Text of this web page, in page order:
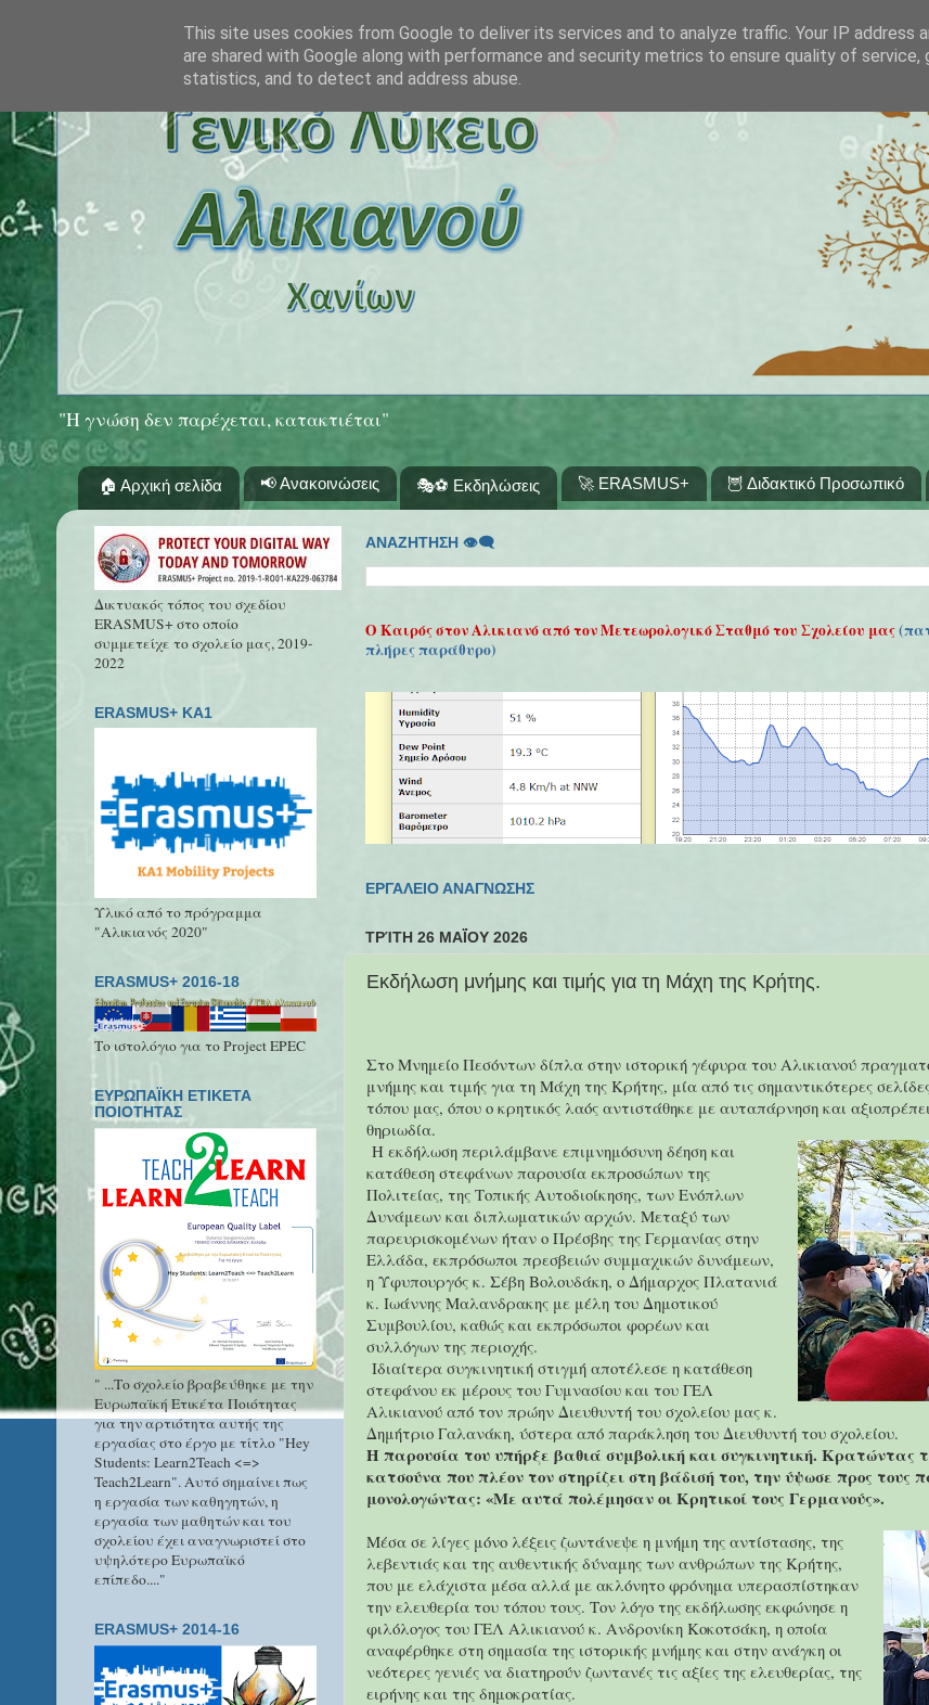
"Η γνώση δεν παρέχεται, κατακτιέται"
🏠 Αρχική σελίδα 📢 Ανακοινώσεις 🎭⚽ Εκδηλώσεις 🚀 ERASMUS+ 🦉 Διδακτικό Προσωπικό
ΑΝΑΖΗΤΗΣΗ 👁‍🗨
Ο Καιρός στον Αλικιανό από τον Μετεωρολογικό Σταθμό του Σχολείου μας
πλήρες παράθυρο)
ΕΡΓΑΛΕΙΟ ΑΝΑΓΝΩΣΗΣ
ΤΡΊΤΗ 26 ΜΑΪ́ΟΥ 2026
Εκδήλωση μνήμης και τιμής για τη Μάχη της Κρήτης.
Στο Μνημείο Πεσόντων δίπλα στην ιστορική γέφυρα του Αλικιανού
μνήμης και τιμής για τη Μάχη της Κρήτης, μία από τις σημαντικότερες
τόπου μας, όπου ο κρητικός λαός αντιστάθηκε με αυταπάρνηση και
θηριωδία.
Η εκδήλωση περιλάμβανε επιμνημόσυνη δέηση και
κατάθεση στεφάνων παρουσία εκπροσώπων της
Πολιτείας, της Τοπικής Αυτοδιοίκησης, των Ενόπλων
Δυνάμεων και διπλωματικών αρχών. Μεταξύ των
παρευρισκομένων ήταν ο Πρέσβης της Γερμανίας στην
Ελλάδα, εκπρόσωποι πρεσβειών συμμαχικών δυνάμεων,
η Υφυπουργός κ. Σέβη Βολουδάκη, ο Δήμαρχος Πλατανιά
κ. Ιωάννης Μαλανδρακης με μέλη του Δημοτικού
Συμβουλίου, καθώς και εκπρόσωποι φορέων και
συλλόγων της περιοχής.
Ιδιαίτερα συγκινητική στιγμή αποτέλεσε η κατάθεση
στεφάνου εκ μέρους του Γυμνασίου και του ΓΕΛ
Αλικιανού από τον πρώην Διευθυντή του σχολείου μας κ.
Δημήτριο Γαλανάκη, ύστερα από παράκληση του Διευθυντή του σχολείου.
Η παρουσία του υπήρξε βαθιά συμβολική και συγκινητική. Κρατώντας
κατσούνα που πλέον τον στηρίζει στη βάδισή του, την ύψωσε προς τους
μονολογώντας: «Με αυτά πολέμησαν οι Κρητικοί τους Γερμανούς».
Μέσα σε λίγες μόνο λέξεις ζωντάνεψε η μνήμη της αντίστασης, της
λεβεντιάς και της αυθεντικής δύναμης των ανθρώπων της Κρήτης,
που με ελάχιστα μέσα αλλά με ακλόνητο φρόνημα υπερασπίστηκαν
την ελευθερία του τόπου τους. Τον λόγο της εκδήλωσης εκφώνησε η
φιλόλογος του ΓΕΛ Αλικιανού κ. Ανδρονίκη Κοκοτσάκη, η οποία
αναφέρθηκε στη σημασία της ιστορικής μνήμης και στην ανάγκη οι
νεότερες γενιές να διατηρούν ζωντανές τις αξίες της ελευθερίας, της
ειρήνης και της δημοκρατίας.
Δικτυακός τόπος του σχεδίου
ERASMUS+ στο οποίο
συμμετείχε το σχολείο μας, 2019-
2022
ERASMUS+ KA1
Υλικό από το πρόγραμμα
"Αλικιανός 2020"
ERASMUS+ 2016-18
Το ιστολόγιο για το Project EPEC
ΕΥΡΩΠΑΪΚΗ ΕΤΙΚΕΤΑ
ΠΟΙΟΤΗΤΑΣ
" ...Το σχολείο βραβεύθηκε με την
Ευρωπαϊκή Ετικέτα Ποιότητας
για την αρτιότητα αυτής της
εργασίας στο έργο με τίτλο "Hey
Students: Learn2Teach <=>
Teach2Learn". Αυτό σημαίνει πως
η εργασία των καθηγητών, η
εργασία των μαθητών και του
σχολείου έχει αναγνωριστεί στο
υψηλότερο Ευρωπαϊκό
επίπεδο...."
ERASMUS+ 2014-16
This site uses cookies from Google to deliver its services and to analyze traffic. Your IP address
are shared with Google along with performance and security metrics to ensure quality of service,
statistics, and to detect and address abuse.